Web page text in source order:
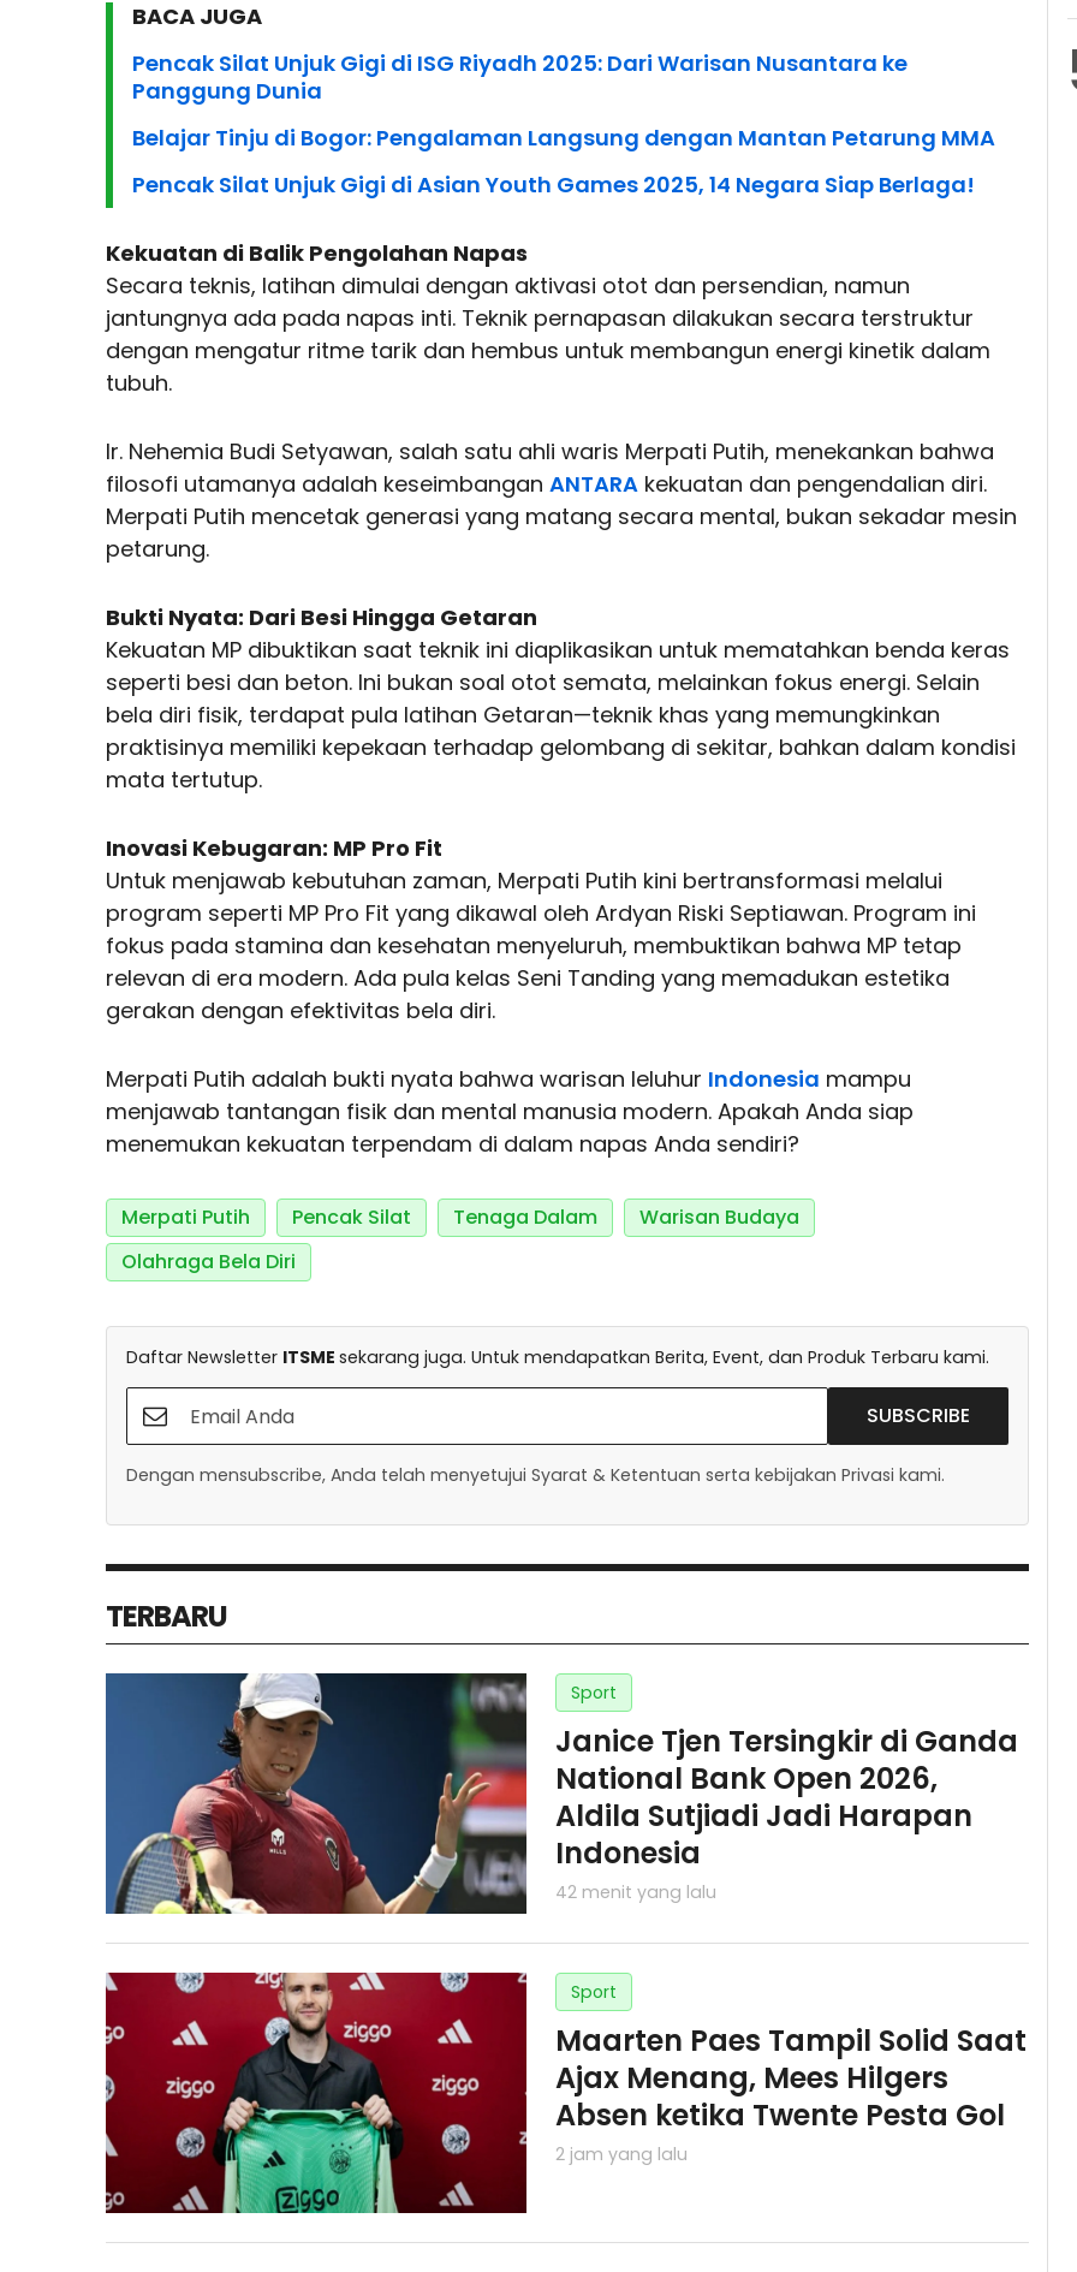
BACA JUGA
Pencak Silat Unjuk Gigi di ISG Riyadh 2025: Dari Warisan Nusantara ke
Panggung Dunia
Belajar Tinju di Bogor: Pengalaman Langsung dengan Mantan Petarung MMA
Pencak Silat Unjuk Gigi di Asian Youth Games 2025, 14 Negara Siap Berlaga!
Kekuatan di Balik Pengolahan Napas
Secara teknis, latihan dimulai dengan aktivasi otot dan persendian, namun
jantungnya ada pada napas inti. Teknik pernapasan dilakukan secara terstruktur
dengan mengatur ritme tarik dan hembus untuk membangun energi kinetik dalam
tubuh.
Ir. Nehemia Budi Setyawan, salah satu ahli waris Merpati Putih, menekankan bahwa
filosofi utamanya adalah keseimbangan ANTARA kekuatan dan pengendalian diri.
Merpati Putih mencetak generasi yang matang secara mental, bukan sekadar mesin
petarung.
Bukti Nyata: Dari Besi Hingga Getaran
Kekuatan MP dibuktikan saat teknik ini diaplikasikan untuk mematahkan benda keras
seperti besi dan beton. Ini bukan soal otot semata, melainkan fokus energi. Selain
bela diri fisik, terdapat pula latihan Getaran—teknik khas yang memungkinkan
praktisinya memiliki kepekaan terhadap gelombang di sekitar, bahkan dalam kondisi
mata tertutup.
Inovasi Kebugaran: MP Pro Fit
Untuk menjawab kebutuhan zaman, Merpati Putih kini bertransformasi melalui
program seperti MP Pro Fit yang dikawal oleh Ardyan Riski Septiawan. Program ini
fokus pada stamina dan kesehatan menyeluruh, membuktikan bahwa MP tetap
relevan di era modern. Ada pula kelas Seni Tanding yang memadukan estetika
gerakan dengan efektivitas bela diri.
Merpati Putih adalah bukti nyata bahwa warisan leluhur Indonesia mampu
menjawab tantangan fisik dan mental manusia modern. Apakah Anda siap
menemukan kekuatan terpendam di dalam napas Anda sendiri?
Merpati Putih Pencak Silat Tenaga Dalam
Warisan Budaya
Olahraga Bela Diri
Daftar Newsletter ITSME sekarang juga. Untuk mendapatkan Berita, Event, dan Produk Terbaru kami.
SUBSCRIBE
Dengan mensubscribe, Anda telah menyetujui Syarat & Ketentuan serta kebijakan Privasi kami.
TERBARU
Sport
Janice Tjen Tersingkir di Ganda
National Bank Open 2026,
Aldila Sutjiadi Jadi Harapan
Indonesia
42 menit yang lalu
Sport
Maarten Paes Tampil Solid Saat
Ajax Menang, Mees Hilgers
Absen ketika Twente Pesta Gol
2 jam yang lalu